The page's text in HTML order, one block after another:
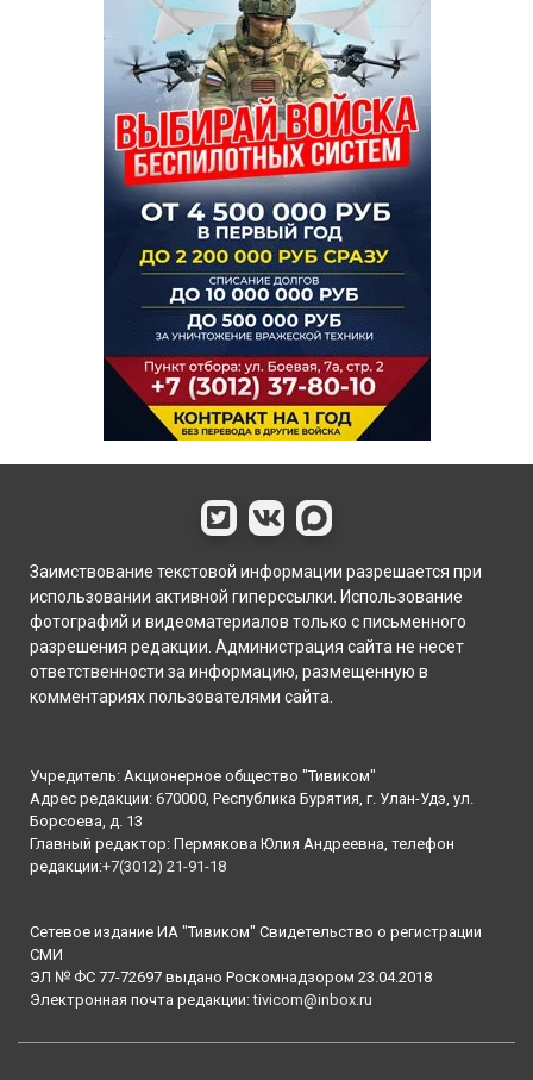
Заимствование текстовой информации разрешается при
использовании активной гиперссылки. Использование
фотографий и видеоматериалов только с письменного
разрешения редакции. Администрация сайта не несет
ответственности за информацию, размещенную в
комментариях пользователями сайта.
Учредитель: Акционерное общество "Тивиком"
Адрес редакции: 670000, Республика Бурятия, г. Улан-Удэ, ул.
Борсоева, д. 13
Главный редактор: Пермякова Юлия Андреевна, телефон
редакции:+7(3012) 21-91-18
Сетевое издание ИА "Тивиком" Свидетельство о регистрации
СМИ
ЭЛ № ФС 77-72697 выдано Роскомнадзором 23.04.2018
Электронная почта редакции:tivicom@inbox.ru